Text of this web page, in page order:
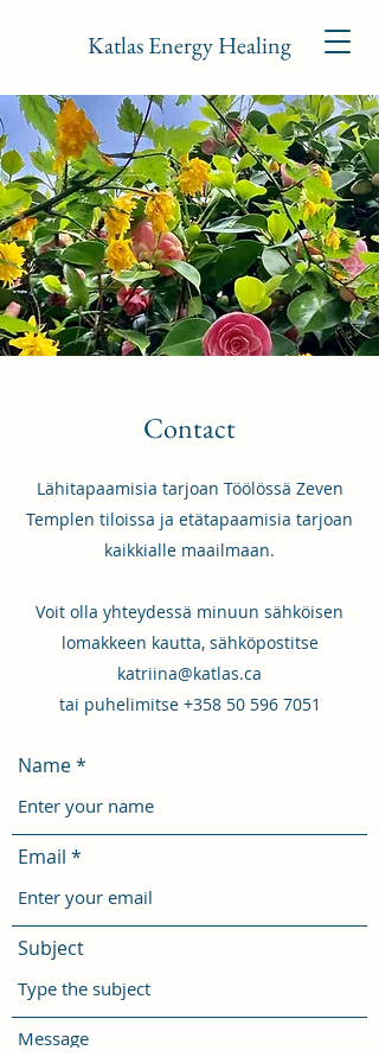
Katlas Energy Healing
Contact
Lähitapaamisia tarjoan Töölössä Zeven
Templen tiloissa ja etätapaamisia tarjoan
kaikkialle maailmaan.
Voit olla yhteydessä minuun sähköisen
lomakkeen kautta, sähköpostitse
katriina@katlas.ca
tai puhelimitse +358 50 596 7051
Name
Email
Subject
Message